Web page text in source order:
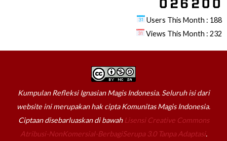
Users This Month : 188
Views This Month : 232
Kumpulan Refleksi Ignasian Magis Indonesia. Seluruh isi dari
website ini merupakan hak cipta Komunitas Magis Indonesia.
Ciptaan disebarluaskan di bawah Lisensi Creative Commons
Atribusi-NonKomersial-BerbagiSerupa 3.0 Tanpa Adaptasi.